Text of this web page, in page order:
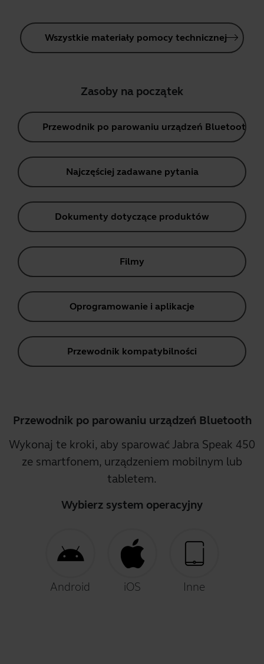
Wszystkie materiały pomocy technicznej
Zasoby na początek
Przewodnik po parowaniu urządzeń Bluetooth
Najczęściej zadawane pytania
Dokumenty dotyczące produktów
Filmy
Oprogramowanie i aplikacje
Przewodnik kompatybilności
Przewodnik po parowaniu urządzeń Bluetooth
Wykonaj te kroki, aby sparować Jabra Speak 450
ze smartfonem, urządzeniem mobilnym lub
tabletem.
Wybierz system operacyjny
Android iOS Inne